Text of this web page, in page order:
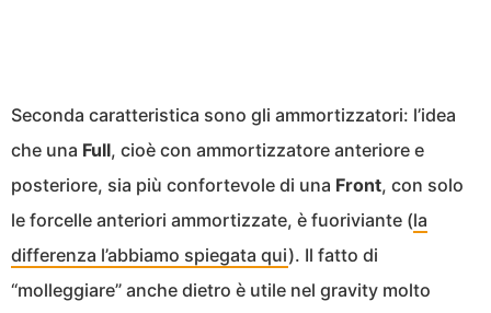
Seconda caratteristica sono gli ammortizzatori: l’idea
che una Full, cioè con ammortizzatore anteriore e
posteriore, sia più confortevole di una Front, con solo
le forcelle anteriori ammortizzate, è fuoriviante (la
differenza l’abbiamo spiegata qui). Il fatto di
“molleggiare” anche dietro è utile nel gravity molto